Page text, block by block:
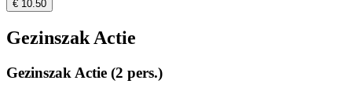
€ 10.50
Gezinszak Actie
Gezinszak Actie (2 pers.)